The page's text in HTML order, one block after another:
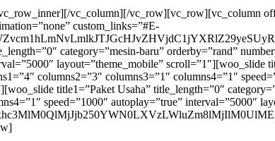
vc_column][/vc_row][vc_row][vc_column
custom_links=”#E-
category=”mesin-baru” orderby=”rand”
layout=”theme_mobile”
columns2=”3″ columns3=”1″ columns4=”1″
title1=”Paket Usaha” title_length=”0″
speed=”1000″ autoplay=”true” interval=”5000″